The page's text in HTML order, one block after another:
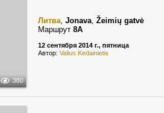
380
Литва, Jonava, Žeimių gatvė
Маршрут 8A
12 сентября 2014 г., пятница
Автор: Valius Kedainietis